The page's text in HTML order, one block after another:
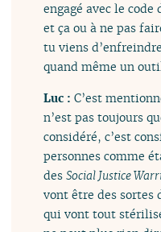
engagé avec le
et ça ou à ne pas
tu viens
quand même un
Luc :C’est
n’est pas toujours
considéré, c’est
personnes comme
desSocial Justice
vont être des sortes
qui vont tout